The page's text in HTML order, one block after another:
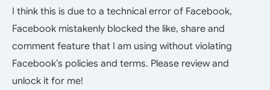
I think this is due to a technical error of Facebook,
Facebook mistakenly blocked the like, share and
comment feature that I am using without violating
Facebook’s policies and terms. Please review and
unlock it for me!